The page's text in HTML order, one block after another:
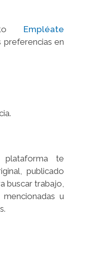
Empléate
preferencias en
plataforma te
publicado
buscar trabajo,
u